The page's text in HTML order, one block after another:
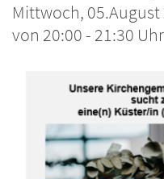
Mittwoch,
von 20:00 - 21:30 Uhr